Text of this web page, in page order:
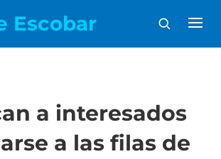
Escobar
a interesados
a las filas de